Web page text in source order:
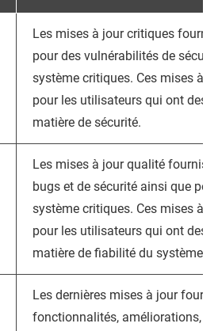
Les mises à jour critiques
pour des vulnérabilités de
système critiques. Ces mises à
pour les utilisateurs qui ont des
matière de sécurité.
Les mises à jour qualité
bugs et de sécurité ainsi que
système critiques. Ces mises à
pour les utilisateurs qui ont des
matière de fiabilité du système.
Les dernières mises à jour
fonctionnalités, améliorations,